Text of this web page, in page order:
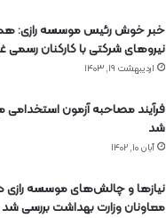
خبر خوش رئیس موسسه رازی:
نیروهای شرکتی با کارکنان
اردیبهشت ۱۹, ۱۴۰۳
فرآیند مصاحبه آزمون استخدامی
شد
آبان ۱۰, ۱۴۰۲
نیازها و چالش‌های موسسه رازی
معاونان وزارت بهداشت بررسی شد